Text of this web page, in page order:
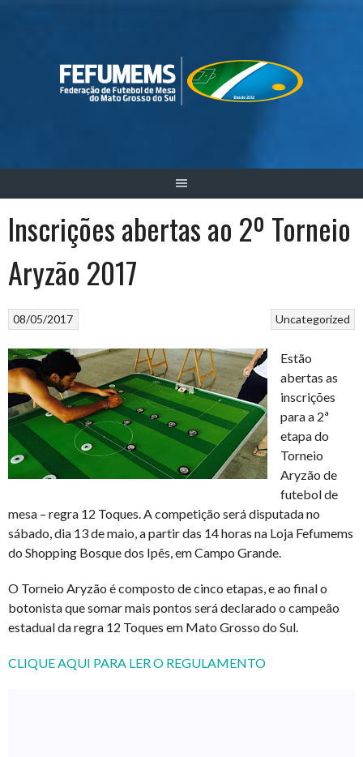
Inscrições abertas ao 2º Torneio
Aryzão 2017
Uncategorized
08/05/2017
Estão
abertas as
inscrições
para a 2ª
etapa do
Torneio
Aryzão de
futebol de
mesa – regra 12 Toques. A competição será disputada no
sábado, dia 13 de maio, a partir das 14 horas na Loja Fefumems
do Shopping Bosque dos Ipês, em Campo Grande.
O Torneio Aryzão é composto de cinco etapas, e ao final o
botonista que somar mais pontos será declarado o campeão
estadual da regra 12 Toques em Mato Grosso do Sul.
CLIQUE AQUI PARA LER O REGULAMENTO